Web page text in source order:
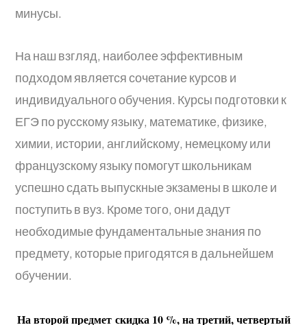
минусы.
На наш взгляд, наиболее эффективным
подходом является сочетание курсов и
индивидуального обучения. Курсы подготовки к
ЕГЭ по русскому языку, математике, физике,
химии, истории, английскому, немецкому или
французскому языку помогут школьникам
успешно сдать выпускные экзамены в школе и
поступить в вуз. Кроме того, они дадут
необходимые фундаментальные знания по
предмету, которые пригодятся в дальнейшем
обучении.
На второй предмет скидка 10 %, на третий, четвертый